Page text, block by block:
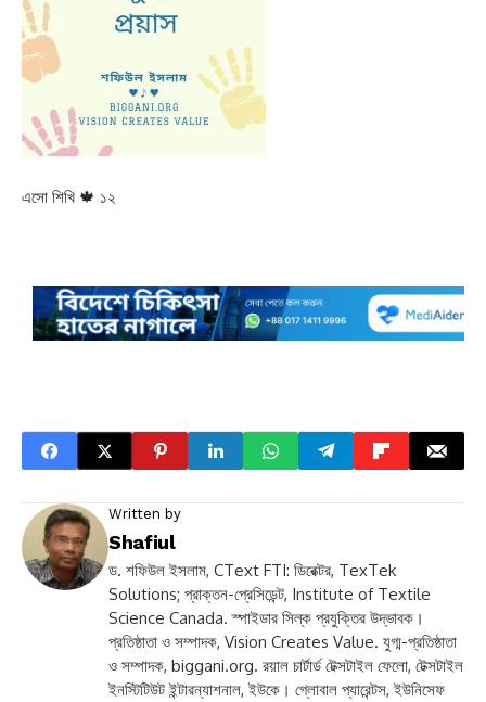
এসো শিখি 🍁 ১২
Written by
Shafiul
ড. শফিউল ইসলাম, CText FTI: ডিরেক্টর, TexTek
Solutions; প্রাক্তন-প্রেসিডেন্ট, Institute of Textile
Science Canada. স্পাইডার সিল্ক প্রযুক্তির উদ্ভাবক।
প্রতিষ্ঠাতা ও সম্পাদক, Vision Creates Value. যুগ্ম-প্রতিষ্ঠাতা
ও সম্পাদক, biggani.org. রয়াল চার্টার্ড টেক্সটাইল ফেলো, টেক্সটাইল
ইনস্টিটিউট ইন্টারন্যাশনাল, ইউকে। গ্লোবাল প্যারেন্টস, ইউনিসেফ